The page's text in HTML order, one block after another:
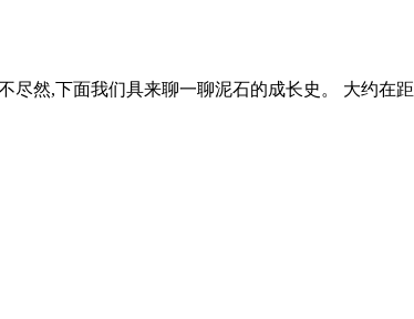
然,下面我们具来聊一聊泥石的成长史。 大约在